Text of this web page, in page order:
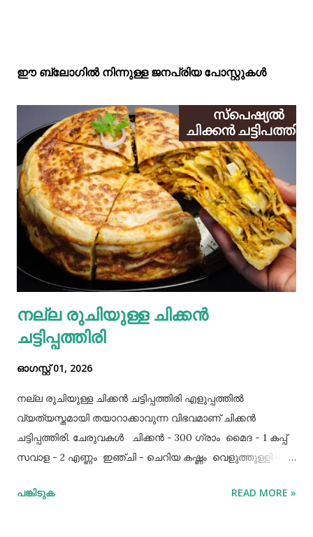
ഈ ബ്ലോഗിൽ നിന്നുള്ള ജനപ്രിയ പോസ്റ്റുകള്‍‌
നല്ല രുചിയുള്ള ചിക്കൻ
ചട്ടിപ്പത്തിരി
ഓഗസ്റ്റ് 01, 2026
നല്ല രുചിയുള്ള ചിക്കൻ ചട്ടിപ്പത്തിരി എളുപ്പത്തിൽ
വ്യത്യസ്തമായി തയാറാക്കാവുന്ന വിഭവമാണ് ചിക്കൻ
ചട്ടിപ്പത്തിരി. ചേരുവകൾ ചിക്കൻ - 300 ഗ്രാം മൈദ - 1 കപ്പ്‌
സവാള - 2 എണ്ണം ഇഞ്ചി - ചെറിയ കഷ്ണം വെളുത്തുള്ളി - 5
വിധം ചിക്കൻ കുറച്ച് ഉപ്പും കുരുമുളകുപൊടിയും
പങ്കിടുക READ MORE »